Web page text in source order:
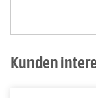
Kunden